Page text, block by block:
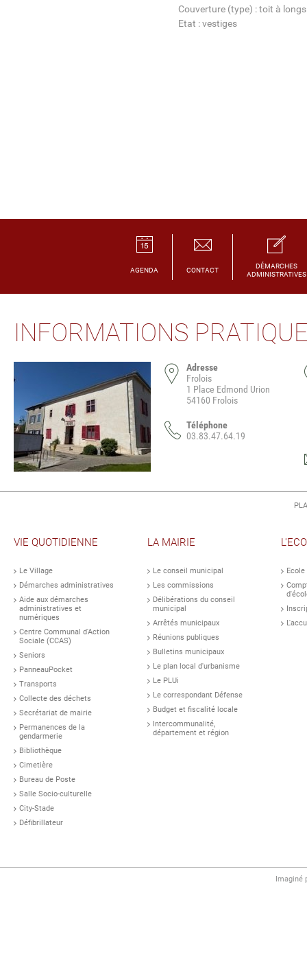
Couverture (type) : toit à
Etat : vestiges
AGENDA CONTACT
DÉMARCHES
ADMINISTRATIVES
INFORMATIONS
Adresse
Frolois
1 Place Edmond Urion
54160 Frolois
Téléphone
03.83.47.64.19
VIE QUOTIDIENNE
Le Village
Démarches administratives
Aide aux démarches
administratives et
numériques
Centre Communal d'Action
Sociale (CCAS)
Seniors
PanneauPocket
Transports
Collecte des déchets
Secrétariat de mairie
Permanences de la
gendarmerie
Bibliothèque
Cimetière
Bureau de Poste
Salle Socio-culturelle
City-Stade
Défibrillateur
LA MAIRIE
Le conseil municipal
Les commissions
Délibérations du conseil
municipal
Arrêtés municipaux
Réunions publiques
Bulletins municipaux
Le plan local d'urbanisme
Le PLUi
Le correspondant Défense
Budget et fiscalité locale
Intercommunalité,
département et région
Imaginé